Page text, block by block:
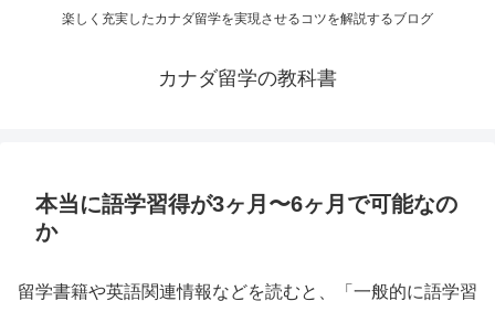
楽しく充実したカナダ留学を実現させるコツを解説するブログ
カナダ留学の教科書
本当に語学習得が3ヶ月〜6ヶ月で可能なの
か
留学書籍や英語関連情報などを読むと、「一般的に語学習